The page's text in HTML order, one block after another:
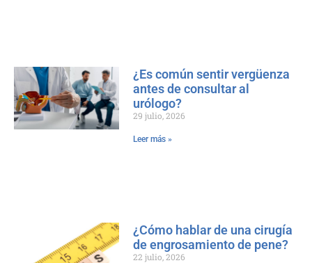
¿Es común sentir vergüenza
antes de consultar al
urólogo?
29 julio, 2026
Leer más »
¿Cómo hablar de una cirugía
de engrosamiento de pene?
22 julio, 2026